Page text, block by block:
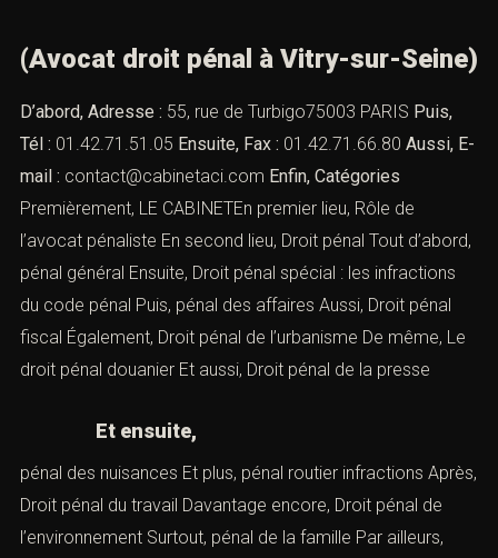
(Avocat droit pénal à Vitry-sur-Seine)
D’abord, Adresse : 55, rue de Turbigo75003 PARIS Puis,
Tél : 01.42.71.51.05 Ensuite, Fax : 01.42.71.66.80 Aussi, E-
mail : contact@cabinetaci.com Enfin, Catégories
Premièrement, LE CABINETEn premier lieu, Rôle de
l’avocat pénaliste En second lieu, Droit pénal Tout d’abord,
pénal général Ensuite, Droit pénal spécial : les infractions
du code pénal Puis, pénal des affaires Aussi, Droit pénal
fiscal Également, Droit pénal de l’urbanisme De même, Le
droit pénal douanier Et aussi, Droit pénal de la presse
Et ensuite,
pénal des nuisances Et plus, pénal routier infractions Après,
Droit pénal du travail Davantage encore, Droit pénal de
l’environnement Surtout, pénal de la famille Par ailleurs,